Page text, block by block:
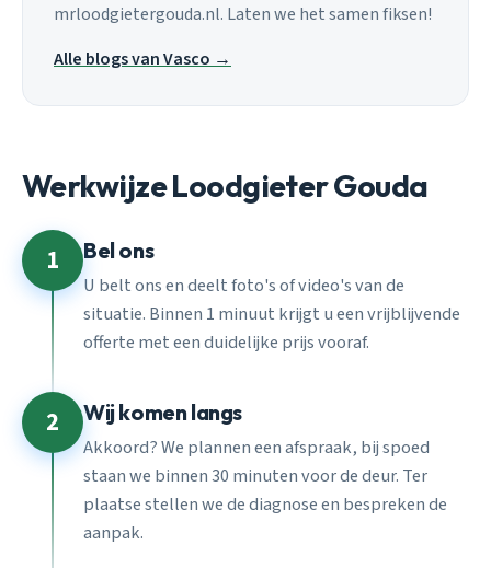
mrloodgietergouda.nl. Laten we het samen fiksen!
Alle blogs van Vasco →
Werkwijze Loodgieter Gouda
1 Bel ons
U belt ons en deelt foto's of video's van de
situatie. Binnen 1 minuut krijgt u een vrijblijvende
offerte met een duidelijke prijs vooraf.
2 Wij komen langs
Akkoord? We plannen een afspraak, bij spoed
staan we binnen 30 minuten voor de deur. Ter
plaatse stellen we de diagnose en bespreken de
aanpak.